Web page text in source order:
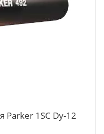
Parker 1SC Dу-12